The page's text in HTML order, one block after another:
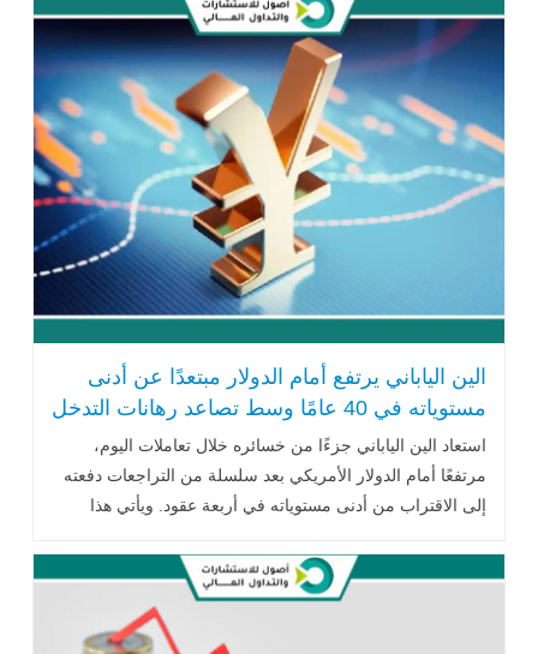
الين الياباني يرتفع أمام الدولار مبتعدًا عن أدنى
مستوياته في 40 عامًا وسط تصاعد رهانات التدخل
الحكومي
استعاد الين الياباني جزءًا من خسائره خلال تعاملات اليوم،
مرتفعًا أمام الدولار الأمريكي بعد سلسلة من التراجعات دفعته
إلى الاقتراب من أدنى مستوياته في أربعة عقود. ويأتي هذا